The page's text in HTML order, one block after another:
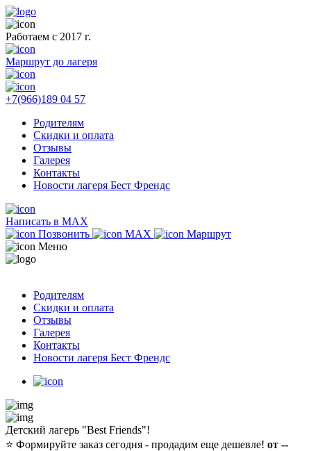
Работаем с 2017 г.
Маршрут до лагеря
+7(966)189 04 57
Родителям
Скидки и оплата
Отзывы
Галерея
Контакты
Новости лагеря Бест Френдс
Написать в MAX
Позвонить
MAX
Маршрут
Меню
Родителям
Скидки и оплата
Отзывы
Галерея
Контакты
Новости лагеря Бест Френдс
Детский лагерь "Best Friends"!
⭐️ Формируйте заказ сегодня - продадим еще дешевле! от --